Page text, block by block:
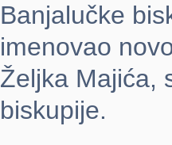
Banjalučke
imenovao
Željka Majića,
biskupije.